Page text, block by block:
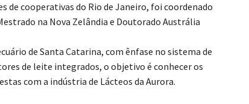
de cooperativas do Rio de Janeiro, foi coordenado
na Nova Zelândia e Doutorado Austrália
de Santa Catarina, com ênfase no sistema de
de leite integrados, o objetivo é conhecer os
com a indústria de Lácteos da Aurora.